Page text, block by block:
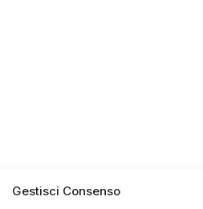
Gestisci Consenso